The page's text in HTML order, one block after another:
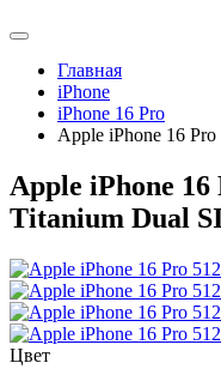
Главная
iPhone
iPhone 16 Pro
Apple iPhone 16
Apple iPhone
Titanium Dual
Цвет